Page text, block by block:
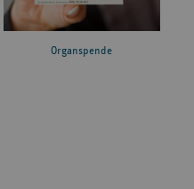
Organspende